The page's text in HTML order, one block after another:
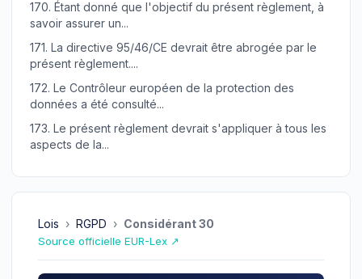
170. Étant donné que l'objectif du présent règlement, à
savoir assurer un...
171. La directive 95/46/CE devrait être abrogée par le
présent règlement....
172. Le Contrôleur européen de la protection des
données a été consulté...
173. Le présent règlement devrait s'appliquer à tous les
aspects de la...
Lois › RGPD › Considérant 30
Source officielle EUR-Lex ↗